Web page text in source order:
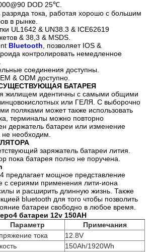
DOD 25℃.
тока, работая хорошо с большим
в рынке.
UL1642 & UN38.3 & ICE62619
& 38,3 & MSDS.
Bluetooth , позволяет IOS &
контролировать немедленное
соединения доступны.
& ODM доступно.
БАТАРЕЯ
жилищем идентичны с самыми общими
или ГЕЛЯ. С выборочно
поляками может также использовать
терминалы можно повторно
держатель батареи или изменение
не необходим.
заряжатель батареи лития.
пока батарея полно не поручена.
предлагает мощное представление
с сериями применения лити-иона
и расширить длинную жизнь. Также
bluetooth для того чтобы позволить
батареи свободно в любое время.
батареи 12v 150AH
Параметр
Примечания
тока
12.8V
150Ah/1920Wh